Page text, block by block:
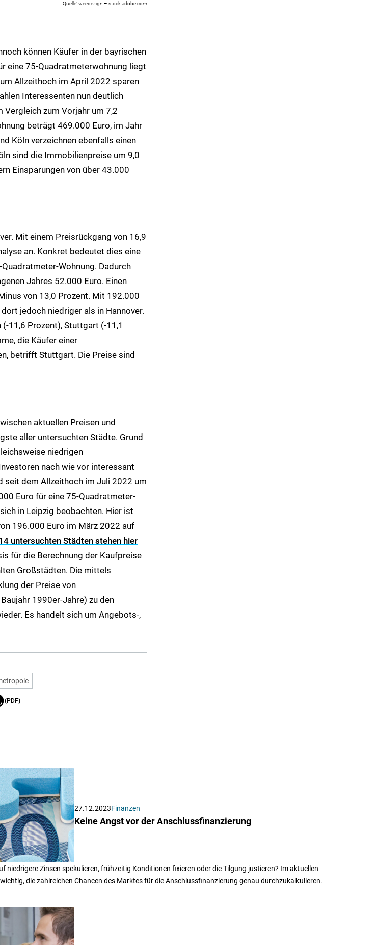
weedezign – stock.adobe.com
können Käufer in der bayrischen
eine 75-Quadratmeterwohnung liegt
Allzeithoch im April 2022 sparen
Interessenten nun deutlich
Vergleich zum Vorjahr um 7,2
beträgt 469.000 Euro, im Jahr
Köln verzeichnen ebenfalls einen
sind die Immobilienpreise um 9,0
Einsparungen von über 43.000
Mit einem Preisrückgang von 16,9
an. Konkret bedeutet dies eine
Wohnung. Dadurch
Jahres 52.000 Euro. Einen
von 13,0 Prozent. Mit 192.000
jedoch niedriger als in Hannover.
11,6 Prozent), Stuttgart (-11,1
die Käufer einer
betrifft Stuttgart. Die Preise sind
aktuellen Preisen und
aller untersuchten Städte. Grund
niedrigen
nach wie vor interessant
seit dem Allzeithoch im Juli 2022 um
Euro für eine 75-Quadratmeter-
in Leipzig beobachten. Hier ist
196.000 Euro im März 2022 auf
untersuchten Städten stehen hier
für die Berechnung der Kaufpreise
Großstädten. Die mittels
der Preise von
1990er-Jahre) zu den
Es handelt sich um Angebots-,
(PDF)
27.12.2023Finanzen
Keine Angst vor der Anschlussfinanzierung
niedrigere Zinsen spekulieren, frühzeitig Konditionen fixieren oder die Tilgung justieren? Im aktuellen
die zahlreichen Chancen des Marktes für die Anschlussfinanzierung genau durchzukalkulieren.